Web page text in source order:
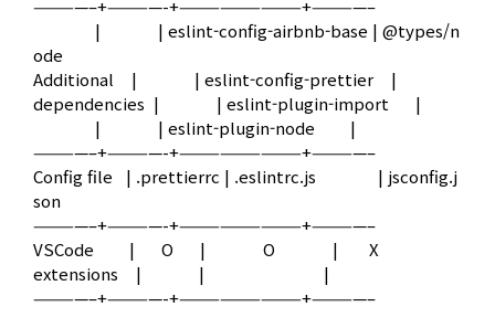
————–+————-+—————————+————–
| | eslint-config-airbnb-base | @types/n
ode
Additional | | eslint-config-prettier |
dependencies | | eslint-plugin-import |
| | eslint-plugin-node |
————–+————-+—————————+————–
Config file | .prettierrc | .eslintrc.js | jsconfig.j
son
————–+————-+—————————+————–
VSCode | O | O | X
extensions | | |
————–+————-+—————————+————–